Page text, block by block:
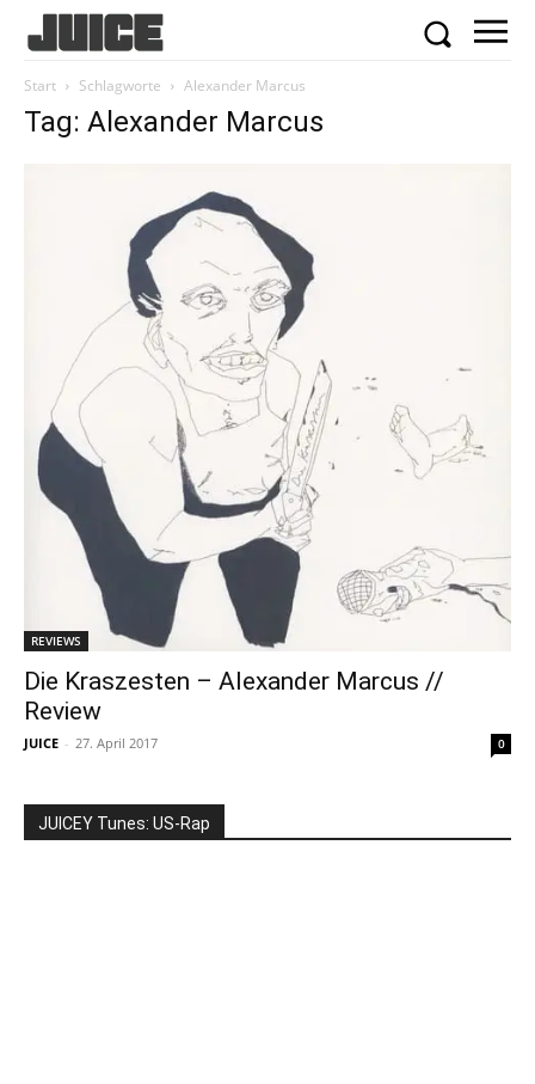
Start Schlagworte Alexander Marcus
Tag: Alexander Marcus
REVIEWS
Die Kraszesten – Alexander Marcus //
Review
JUICE - 27. April 2017 0
JUICEY Tunes: US-Rap